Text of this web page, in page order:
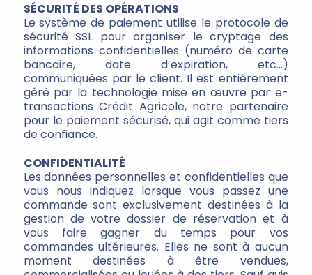
SÉCURITÉ DES OPÉRATIONS
Le système de paiement utilise le protocole de
sécurité SSL pour organiser le cryptage des
informations confidentielles (numéro de carte
bancaire, date d’expiration, etc…)
communiquées par le client. Il est entièrement
géré par la technologie mise en œuvre par e-
transactions Crédit Agricole, notre partenaire
pour le paiement sécurisé, qui agit comme tiers
de confiance.
CONFIDENTIALITÉ
Les données personnelles et confidentielles que
vous nous indiquez lorsque vous passez une
commande sont exclusivement destinées à la
gestion de votre dossier de réservation et à
vous faire gagner du temps pour vos
commandes ultérieures. Elles ne sont à aucun
moment destinées à être vendues,